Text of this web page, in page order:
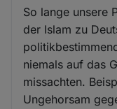
So lange unsere
der Islam zu
niemals auf das
missachten.
Ungehorsam